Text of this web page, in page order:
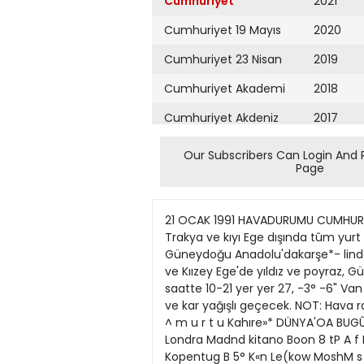
Cumhuriyet 19 Mayıs
Cumhuriyet 23 Nisan
Cumhuriyet Akademi
Cumhuriyet Akdeniz
Cumhuriyet Alışveriş
Cumhuriyet Ankara
Cumhuriyet Büyük
Taaruz
Cumhuriyet
Cumartesi
Cumhuriyet Çevre
2020
2019
2018
2017
2016
2015
2013
2012
2011
2010
2009
Our Subscribers Can Login And
Page
21 OCAK 1991 HAVADURUMU CUMHURÎYET/15 TÜRKİYETJE BUGÜN Uevtet Meteorotoji işleri Genel: MüdûTtüğu'nden aitnan bilgiye gö- re Trakya ve kıyı Ege dışında tûm yurt yağışlı geçecek Yağışlar Ak- deniz kıyılantıda yağmur, Karade- niz kıyıları, Marmara'nın doğusu ve Güneydoğu Anadolu'dakarşe*- linde olacak HAVA SICAKLIĞI Ûnemlı bır değışiklık olmayacak Oeniziennncüe. Rüzgâr, Karadenız. Marmara ve Kıızey Ege'de yıldız ve poyraz, Güney Ege'de yıldız ve karayel, Akdenız'detabteve lodos- tan 3-5 yer yer 6, Ege'de 7-8 kuv- vetinde saatte 10-21 yer yer 27, -3° -6" Van 0°-3°Yûzgat 3°-r> Zonguidak Ege'de 33-40 denız rnılı hız!a esecek. Van Gölü'nde tıava: Çok bututtu ve kar yağışlı geçecek. NOT: Hava raporu alı- namayan başkentter (-) otarak gösterikJı. * * bUudu * • * * M * d u G-oûne$i K-kart S-sSı r ^ m u r t u Kahıre»* DÜNYA'OA BUGÛN 8° 9 B 9° Amstertfam B Afnman Alma Bajdat Barcslon» B 13° Bâscl Betgraâ Bertn Lemngrad Londra Madnd kitano Boon 8 tP A f B *• S 0° B 6° BınMpeşte S -3° Cenevre B 0° Cezayır B 16° C«We DuMı Fnnkfun öme Hetetnta Kahıre Kopentug B 5° K«n Le(kow MoshM s r Y Vf* Y 3° S 0° Y 15° Oslo Pans Prag ftyai Roma Sofya Şm Imus Vsrçova Vmdik S 0° B 9° B 9° S 5° S V . 9 Y 2° A 8° S 0° p A 12° B V a -2° A 8 zaSı B o° BULMACA SOLDAN SAGA: 1 2 1/ Yağmurdan ya da güneşten korunmak için yapılan ve arka- sı bir duvara verilen çatı. II lspanyolla- nn sevinç ünlemi... Bir gezegen. 3/ Çu- ha kumaşının sarıl- dığı top... Bir nota. 4/ Milli Edebiyat döneminde Rubap dergisi etrafında toplanan şairlerin meydana getirdiği topluluk. 5/ Osman- Ularda gece bekçisL.. Yüz. 6/ Olumsuzluk belirten bir önek... Bağışlama... Mezar. 7/ Ser- best meslek adamlarını içinde topla- yan resmi birlik... Büyük ve süslü ça- •dır. 8/ Üvey anne. 9/ Yankı... Bir mal ya da pararun emek verilmeden sağ- ladığı gelir. YUKARffiAN AŞAGIYA: 1/ Kadın ya da genç erkek çocuklar- da en ince ses. 2/ Muğla'nın bir il- çesi... Içine ok konulan torba ya da .^.^ • .^-ı^— , , kılıf. 3/ Tümcenin öğelerinden biri... Birdenbire. 4/ Üzüntülü düşünce durumu... Bir spor takımırun gözde oyuncusu. 5/ Es- ki Türklerde çocuklan koruyan tannça... Tavuğun istenilen ye- re yumurtlamasıru sağlamak için kullanılan beyaz taş. 6/ Okul, kışla gibi yerlerde hastalar için ayrılmış bölüm... inuslararası alanda karayoluyla yapüan mal taşımacılığı ve bu iş için kulla- nılan kamyon. 7/ İngilizce "bay" sözcüğünün kısa yazıhşı... Zambiya'nın başkenti. 8/ En kiiçük sosyolojik birim. Pamuk, yün gibi şeyleri eğirmekte kullarulan araç. 9/ Obur... Bir gıda maddesi. 60 YDL ONCE Cumhuriyet Otomatik